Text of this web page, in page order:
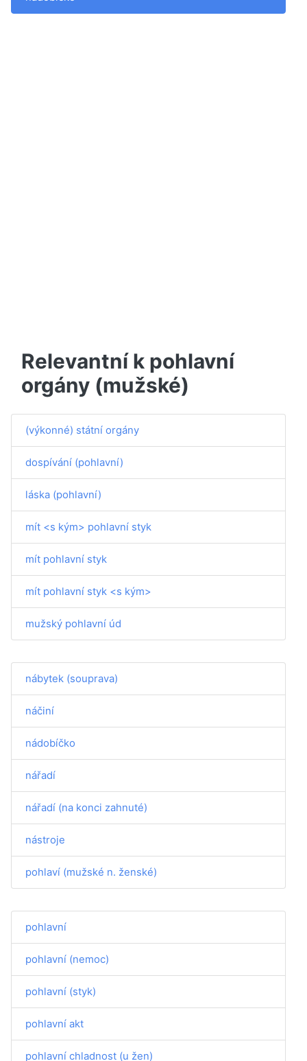
Relevantní k pohlavní
orgány (mužské)
(výkonné) státní orgány
dospívání (pohlavní)
láska (pohlavní)
mít <s kým> pohlavní styk
mít pohlavní styk
mít pohlavní styk <s kým>
mužský pohlavní úd
nábytek (souprava)
náčiní
nádobíčko
nářadí
nářadí (na konci zahnuté)
nástroje
pohlaví (mužské n. ženské)
pohlavní
pohlavní (nemoc)
pohlavní (styk)
pohlavní akt
pohlavní chladnost (u žen)